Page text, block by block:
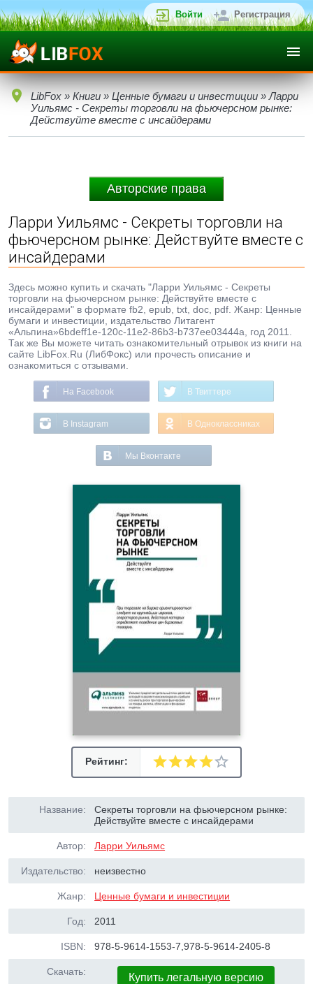
Войти Регистрация
LibFox » Книги » Ценные бумаги и инвестиции » Ларри
Уильямс - Секреты торговли на фьючерсном рынке:
Действуйте вместе с инсайдерами
Авторские права
Ларри Уильямс - Секреты торговли на
фьючерсном рынке: Действуйте вместе с
инсайдерами
Здесь можно купить и скачать "Ларри Уильямс - Секреты
торговли на фьючерсном рынке: Действуйте вместе с
инсайдерами" в формате fb2, epub, txt, doc, pdf. Жанр: Ценные
бумаги и инвестиции, издательство Литагент
«Альпина»6bdeff1e-120c-11e2-86b3-b737ee03444a, год 2011.
Так же Вы можете читать ознакомительный отрывок из книги на
сайте LibFox.Ru (ЛибФокс) или прочесть описание и
ознакомиться с отзывами.
На Facebook В Твиттере
В Instagram В Одноклассниках
Мы Вконтакте
Рейтинг:
Название:
Секреты торговли на фьючерсном рынке:
Действуйте вместе с инсайдерами
Автор: Ларри Уильямс
Издательство: неизвестно
Жанр: Ценные бумаги и инвестиции
Год: 2011
ISBN: 978-5-9614-1553-7,978-5-9614-2405-8
Скачать: Купить легальную версию